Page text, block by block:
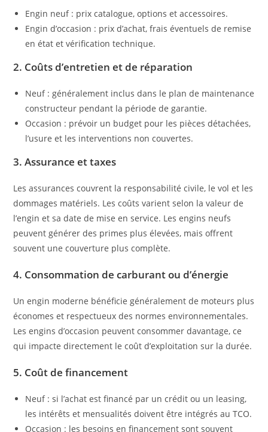
Engin neuf : prix catalogue, options et accessoires.
Engin d’occasion : prix d’achat, frais éventuels de remise
en état et vérification technique.
2. Coûts d’entretien et de réparation
Neuf : généralement inclus dans le plan de maintenance
constructeur pendant la période de garantie.
Occasion : prévoir un budget pour les pièces détachées,
l’usure et les interventions non couvertes.
3. Assurance et taxes
Les assurances couvrent la responsabilité civile, le vol et les
dommages matériels. Les coûts varient selon la valeur de
l’engin et sa date de mise en service. Les engins neufs
peuvent générer des primes plus élevées, mais offrent
souvent une couverture plus complète.
4. Consommation de carburant ou d’énergie
Un engin moderne bénéficie généralement de moteurs plus
économes et respectueux des normes environnementales.
Les engins d’occasion peuvent consommer davantage, ce
qui impacte directement le coût d’exploitation sur la durée.
5. Coût de financement
Neuf : si l’achat est financé par un crédit ou un leasing,
les intérêts et mensualités doivent être intégrés au TCO.
Occasion : les besoins en financement sont souvent